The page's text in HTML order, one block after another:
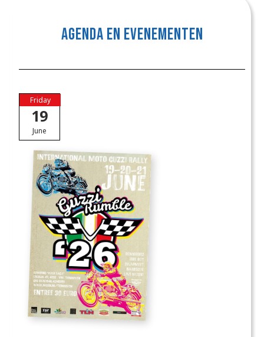
AGENDA EN EVENEMENTEN
Friday
19
June